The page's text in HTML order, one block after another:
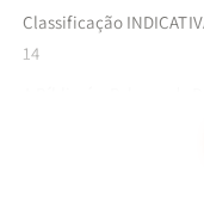
Classificação
14
Pai e que Ele pode
registros se dividem